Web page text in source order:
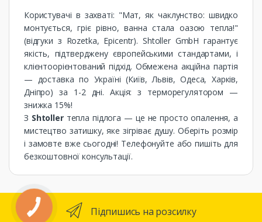
Користувачі в захваті: "Мат, як чаклунство: швидко
монтується, гріє рівно, ванна стала оазою тепла!"
(відгуки з Rozetka, Epicentr). Shtoller GmbH гарантує
якість, підтверджену європейськими стандартами, і
клієнтоорієнтований підхід. Обмежена акційна партія
— доставка по Україні (Київ, Львів, Одеса, Харків,
Дніпро) за 1-2 дні. Акція: з терморегулятором —
знижка 15%!
З Shtollerтепла підлога — це не просто опалення, а
мистецтво затишку, яке зігріває душу. Оберіть розмір
і замовте вже сьогодні! Телефонуйте або пишіть для
безкоштовної консультації.
Підпишись на розсилку